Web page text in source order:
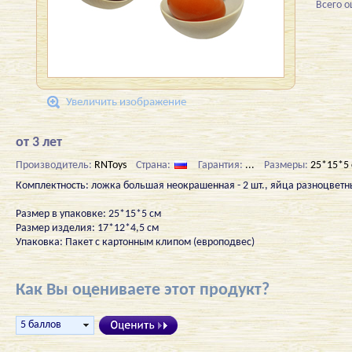
Увеличить изображение
Всего
от 3 лет
Производитель: RNToys Страна: Гарантия: ... Размеры: 25*15*5
Комплектность: ложка большая неокрашенная - 2 шт., яйца
Размер в упаковке: 25*15*5 см
Размер изделия: 17*12*4,5 см
Упаковка: Пакет с картонным клипом (европодвес)
Как Вы оцениваете этот продукт?